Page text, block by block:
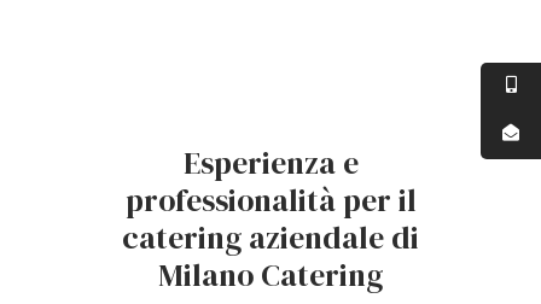
Esperienza e
professionalità per il
catering aziendale di
Milano Catering